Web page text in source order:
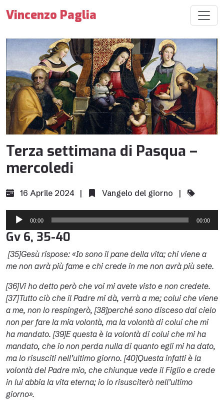
Vincenzo Paglia
Terza settimana di Pasqua –
mercoledi
16 Aprile 2024 | Vangelo del giorno |
Audio
Player
00:00 00:00
Gv 6, 35-40
[35]Gesù rispose: «Io sono il pane della vita; chi viene a
me non avrà più fame e chi crede in me non avrà più sete.
[36]Vi ho detto però che voi mi avete visto e non credete.
[37]Tutto ciò che il Padre mi dà, verrà a me; colui che viene
a me, non lo respingerò, [38]perché sono disceso dal cielo
non per fare la mia volontà, ma la volontà di colui che mi
ha mandato. [39]E questa è la volontà di colui che mi ha
mandato, che io non perda nulla di quanto egli mi ha dato,
ma lo risusciti nell’ultimo giorno. [40]Questa infatti è la
volontà del Padre mio, che chiunque vede il Figlio e crede
in lui abbia la vita eterna; io lo risusciterò nell’ultimo
giorno».